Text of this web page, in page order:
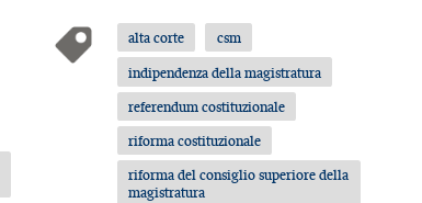
alta corte
csm
indipendenza della magistratura
referendum costituzionale
riforma costituzionale
riforma del consiglio superiore della
magistratura